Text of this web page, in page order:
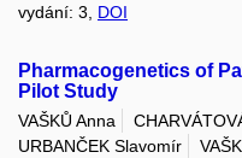
vydání: 3, DOI
Pharmacogenetics of
Pilot Study
VAŠKŮ Anna
URBANČEK Slavomír